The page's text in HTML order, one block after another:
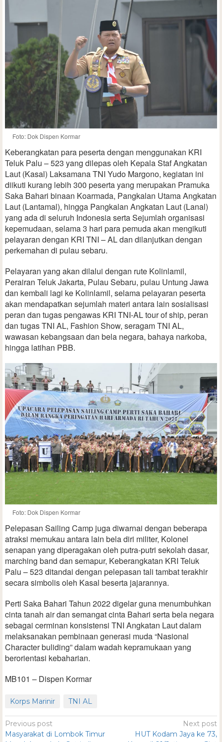
Foto: Dok Dispen Kormar
Keberangkatan para peserta dengan menggunakan KRI
Teluk Palu – 523 yang dilepas oleh Kepala Staf Angkatan
Laut (Kasal) Laksamana TNI Yudo Margono, kegiatan ini
diikuti kurang lebih 300 peserta yang merupakan Pramuka
Saka Bahari binaan Koarmada, Pangkalan Utama Angkatan
Laut (Lantamal), hingga Pangkalan Angkatan Laut (Lanal)
yang ada di seluruh Indonesia serta Sejumlah organisasi
kepemudaan, selama 3 hari para pemuda akan mengikuti
pelayaran dengan KRI TNI – AL dan dilanjutkan dengan
perkemahan di pulau sebaru.
Pelayaran yang akan dilalui dengan rute Kolinlamil,
Perairan Teluk Jakarta, Pulau Sebaru, pulau Untung Jawa
dan kembali lagi ke Kolinlamil, selama pelayaran peserta
akan mendapatkan sejumlah materi antara lain sosialisasi
peran dan tugas pengawas KRI TNI-AL tour of ship, peran
dan tugas TNI AL, Fashion Show, seragam TNI AL,
wawasan kebangsaan dan bela negara, bahaya narkoba,
hingga latihan PBB.
Foto: Dok Dispen Kormar
Pelepasan Sailing Camp juga diwarnai dengan beberapa
atraksi memukau antara lain bela diri militer, Kolonel
senapan yang diperagakan oleh putra-putri sekolah dasar,
marching band dan semapur, Keberangkatan KRI Teluk
Palu – 523 ditandai dengan pelepasan tali tambat terakhir
secara simbolis oleh Kasal beserta jajarannya.
Perti Saka Bahari Tahun 2022 digelar guna menumbuhkan
cinta tanah air dan semangat cinta Bahari serta bela negara
sebagai cerminan konsistensi TNI Angkatan Laut dalam
melaksanakan pembinaan generasi muda “Nasional
Character buliding” dalam wadah kepramukaan yang
berorientasi kebaharian.
MB101 – Dispen Kormar
Korps Marinir TNI AL
Previous post
Masyarakat di Lombok Timur
Next post
HUT Kodam Jaya ke 73,